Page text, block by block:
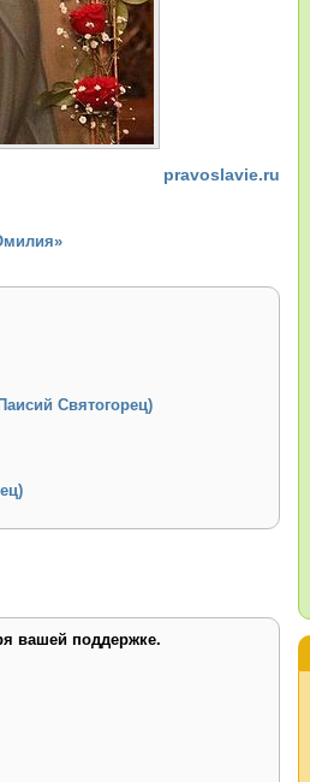
pravoslavie.ru
Святогорец)
вашей поддержке.